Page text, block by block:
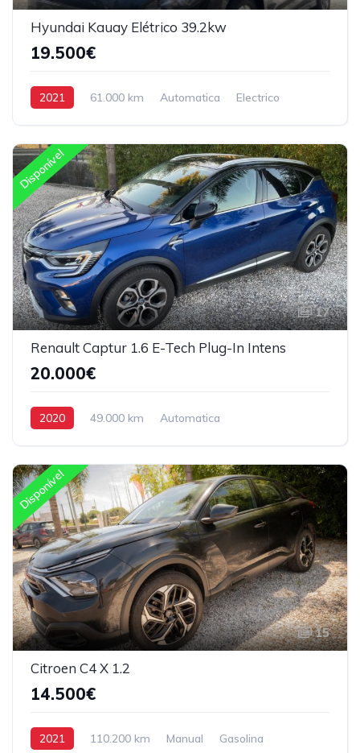
Hyundai Kauay Elétrico 39.2kw
19.500€
2021 61.000 km Automatica
Electrico
Disponível
17
Renault Captur 1.6 E-Tech Plug-In Intens
20.000€
2020 49.000 km
Automatica
Disponível
15
Citroen C4 X 1.2
14.500€
2021 110.200 km Manual
Gasolina